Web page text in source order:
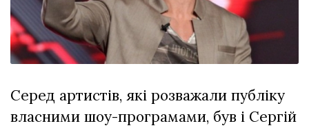
залишив у
Луцьку
три...
27 Липня 2026
716 переглядів
Всі розділи
Персона
Лайф
Серед артистів, які розважали публіку
власними шоу-програмами, був і Сергій